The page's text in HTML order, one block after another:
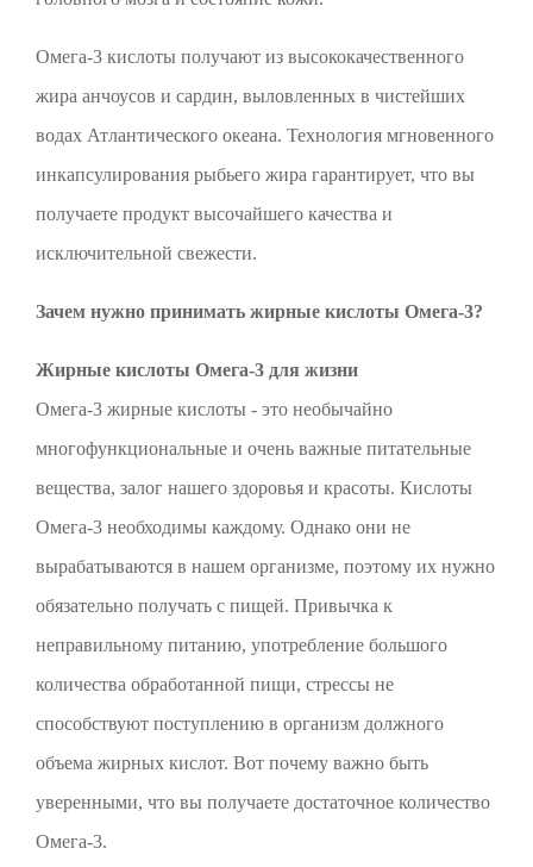
Омега-3 кислоты получают из высококачественного
жира анчоусов и сардин, выловленных в чистейших
водах Атлантического океана. Технология мгновенного
инкапсулирования рыбьего жира гарантирует, что вы
получаете продукт высочайшего качества и
исключительной свежести.
Зачем нужно принимать жирные кислоты Омега-3?
Жирные кислоты Омега-3 для жизни
Омега-3 жирные кислоты - это необычайно
многофункциональные и очень важные питательные
вещества, залог нашего здоровья и красоты. Кислоты
Омега-3 необходимы каждому. Однако они не
вырабатываются в нашем организме, поэтому их нужно
обязательно получать с пищей. Привычка к
неправильному питанию, употребление большого
количества обработанной пищи, стрессы не
способствуют поступлению в организм должного
объема жирных кислот. Вот почему важно быть
уверенными, что вы получаете достаточное количество
Омега-3.